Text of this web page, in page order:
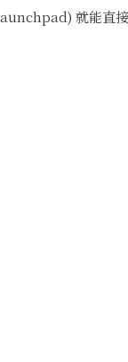
就能直